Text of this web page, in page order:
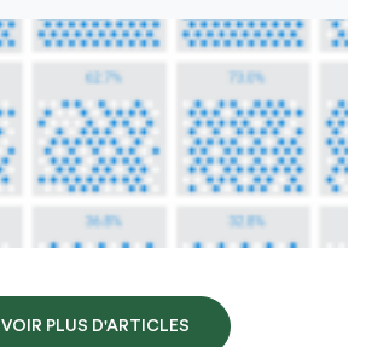
VOIR PLUS D'ARTICLES